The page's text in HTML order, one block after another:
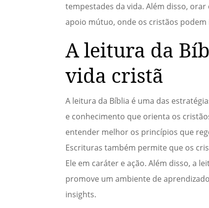
tempestades da vida. Além disso,
apoio mútuo, onde os cristãos
A leitura da
vida cristã
A leitura da Bíblia é uma das
e conhecimento que orienta os
entender melhor os princípios que
Escrituras também permite que os
Ele em caráter e ação. Além disso, a
promove um ambiente de
insights.